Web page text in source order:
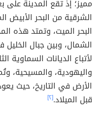
البحر الميت، وتمتد هذه
الشمال، وبين جبال
لأتباع الديانات السماوية
واليهودية، والمسيحية،
قبل الميلاد.[٢]